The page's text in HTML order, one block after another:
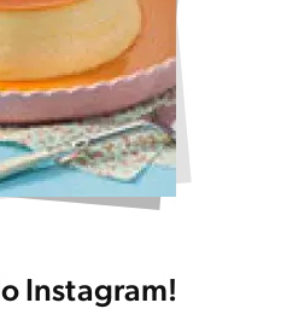
Instagram!